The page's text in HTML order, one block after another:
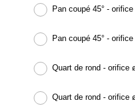
Pan coupé 45° -
Pan coupé 45° -
Quart de rond - orifice
Quart de rond - orifice